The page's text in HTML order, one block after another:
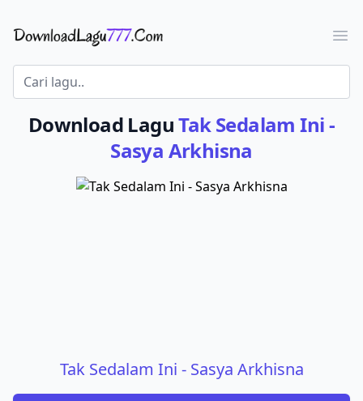
Download Lagu - LaguJoss.com
Download LaguTak Sedalam Ini -
Sasya Arkhisna
Tak Sedalam Ini - Sasya Arkhisna